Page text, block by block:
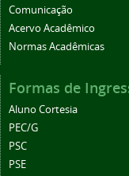
Comunicação
Acervo Acadêmico
Normas Acadêmicas
Formas de
Aluno Cortesia
PEC/G
PSC
PSE